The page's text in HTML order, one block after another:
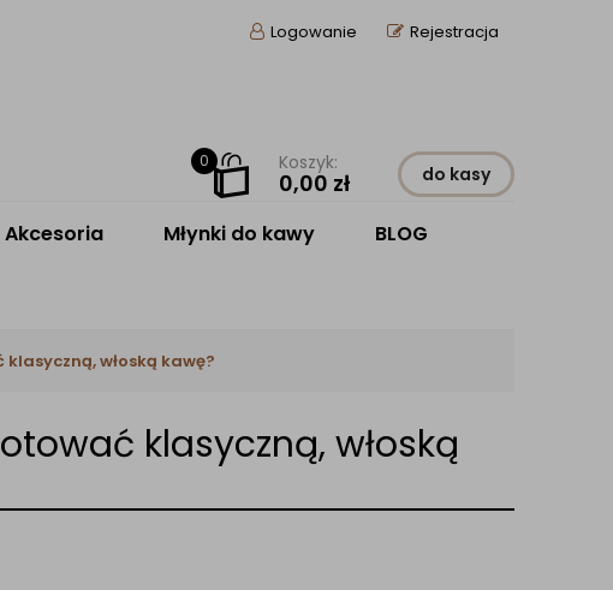
Logowanie Rejestracja
0 Koszyk:
0,00 zł do kasy
Akcesoria Młynki do kawy BLOG
włoską kawę?
klasyczną, włoską